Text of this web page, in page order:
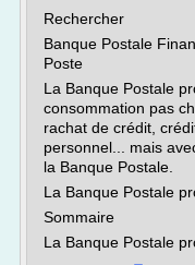
Rechercher
Banque Postale
Poste
La Banque Postale
consommation pas
rachat de crédit,
personnel... mais
la Banque Postale.
La Banque Postale
Sommaire
La Banque Postale